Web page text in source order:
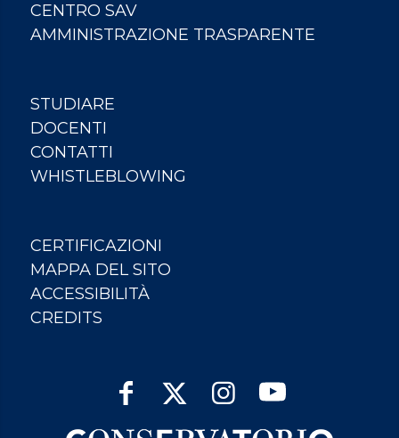
CENTRO SAV
AMMINISTRAZIONE TRASPARENTE
STUDIARE
DOCENTI
CONTATTI
WHISTLEBLOWING
CERTIFICAZIONI
MAPPA DEL SITO
ACCESSIBILITÀ
CREDITS